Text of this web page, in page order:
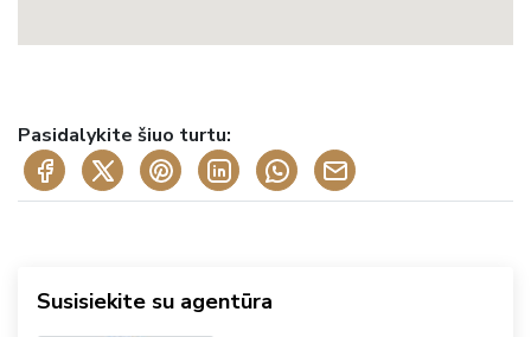
Pasidalykite šiuo turtu:
Susisiekite su agentūra